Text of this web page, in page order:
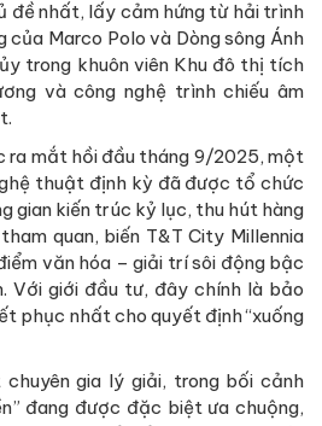
đề nhất, lấy cảm hứng từ hải trình
Marco Polo và Dòng sông Ánh
trong khuôn viên Khu đô thị tích
và công nghệ trình chiếu âm
ra mắt hồi đầu tháng 9/2025, một
thuật định kỳ đã được tổ chức
gian kiến trúc kỷ lục, thu hút hàng
quan, biến T&T City Millennia
văn hóa – giải trí sôi động bậc
Với giới đầu tư, đây chính là bảo
phục nhất cho quyết định “xuống
gia lý giải, trong bối cảnh
đang được đặc biệt ưa chuộng,